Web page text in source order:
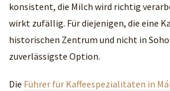
konsistent, die Milch wird richtig
wirkt zufällig. Für diejenigen, die eine
historischen Zentrum und nicht in Soho
zuverlässigste Option.
Die Führer für Kaffeespezialitäten in